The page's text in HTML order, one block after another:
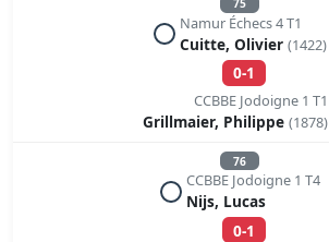
75
Namur Échecs 4 T1
Cuitte, Olivier (1422)
0-1
CCBBE Jodoigne 1 T1
Grillmaier, Philippe (1878)
76
CCBBE Jodoigne 1 T4
Nijs, Lucas
0-1